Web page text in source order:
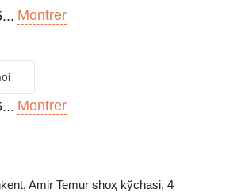
Montrer
Montrer
Amir Temur shoҳ kўchasi, 4